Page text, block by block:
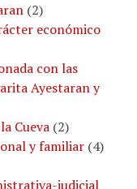
(2)
económico
con las
Ayestaran y
Cueva (2)
y familiar (4)
judicial